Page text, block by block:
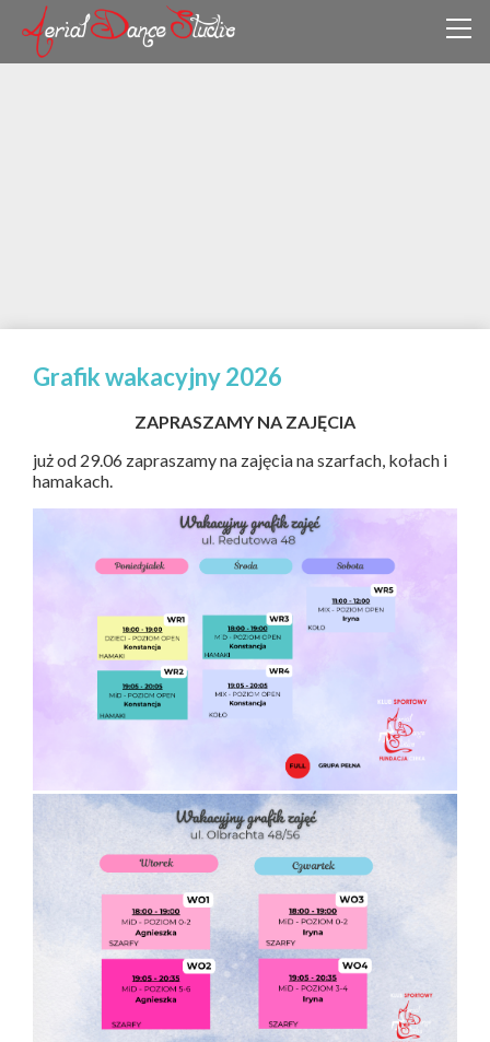
Grafik wakacyjny 2026
ZAPRASZAMY NA ZAJĘCIA
już od 29.06 zapraszamy na zajęcia na szarfach, kołach i
hamakach.